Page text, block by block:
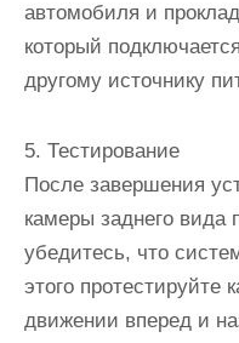
автомобиля и
который
другому источнику
5. Тестирование
После завершения
камеры заднего вида
убедитесь, что
этого протестируйте
движении вперед и